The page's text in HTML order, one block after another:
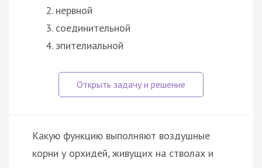
нервной
соединительной
эпителиальной
Какую функцию выполняют воздушные
корни у орхидей, живущих на стволах и